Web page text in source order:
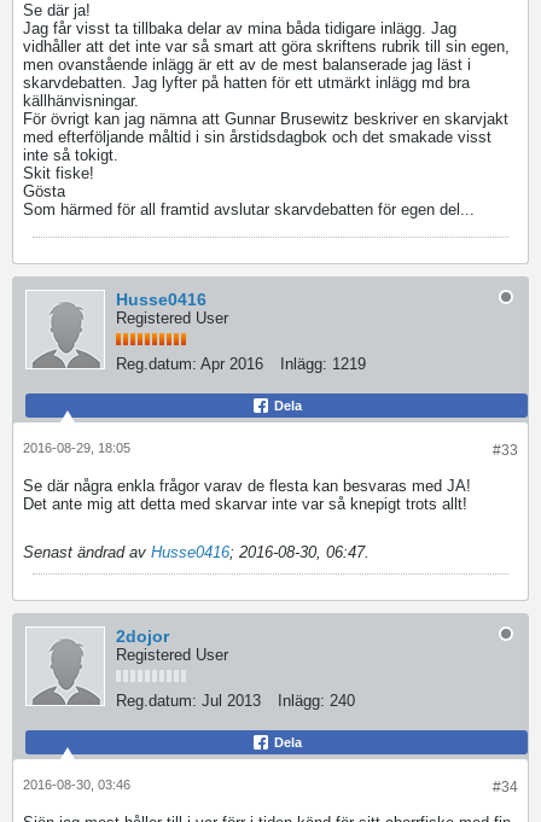
Se där ja!
Jag får visst ta tillbaka delar av mina båda tidigare inlägg. Jag
vidhåller att det inte var så smart att göra skriftens rubrik till sin egen,
men ovanstående inlägg är ett av de mest balanserade jag läst i
skarvdebatten. Jag lyfter på hatten för ett utmärkt inlägg md bra
källhänvisningar.
För övrigt kan jag nämna att Gunnar Brusewitz beskriver en skarvjakt
med efterföljande måltid i sin årstidsdagbok och det smakade visst
inte så tokigt.
Skit fiske!
Gösta
Som härmed för all framtid avslutar skarvdebatten för egen del...
Husse0416
Registered User
Reg.datum: Apr 2016 Inlägg: 1219
Dela
#33
2016-08-29, 18:05
Se där några enkla frågor varav de flesta kan besvaras med JA!
Det ante mig att detta med skarvar inte var så knepigt trots allt!
Senast ändrad av Husse0416; 2016-08-30, 06:47.
2dojor
Registered User
Reg.datum: Jul 2013 Inlägg: 240
Dela
#34
2016-08-30, 03:46